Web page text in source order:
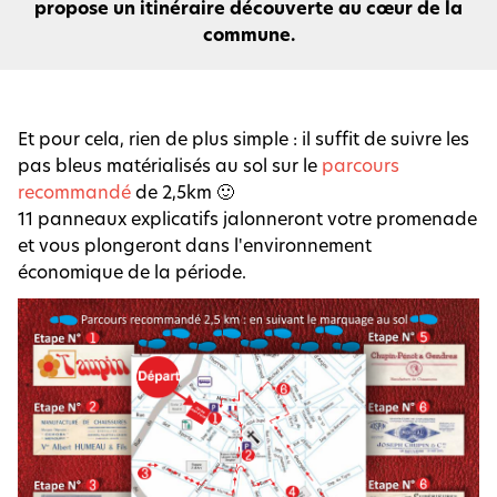
propose un itinéraire découverte au cœur de la
commune.
​Et pour cela, rien de plus simple : il suffit de suivre les
pas bleus matérialisés au sol sur le parcours
recommandéde 2,5km 🙂
11 panneaux explicatifs jalonneront votre promenade
et vous plongeront dans l'environnement
économique de la période.